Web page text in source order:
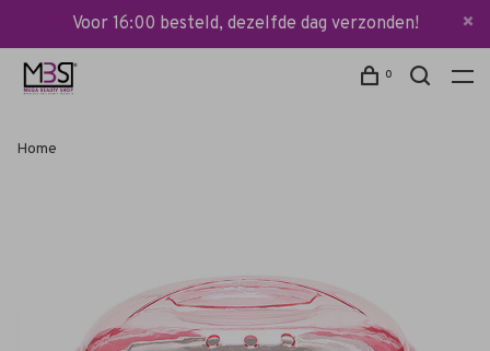
Voor 16:00 besteld, dezelfde dag verzonden!
0
Home